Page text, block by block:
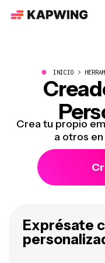
● INICIO
Crea tu propio
a otros
Exprésate